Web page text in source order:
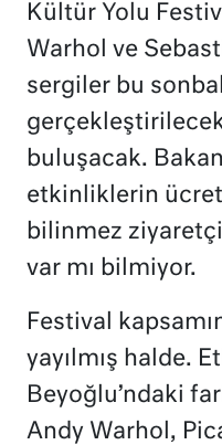
Kültür Yolu
Warhol ve
sergiler bu
buluşacak.
etkinliklerin
bilinmez
var mı bilmiyor.
Festival
yayılmış halde.
Beyoğlu’ndaki
Andy Warhol,